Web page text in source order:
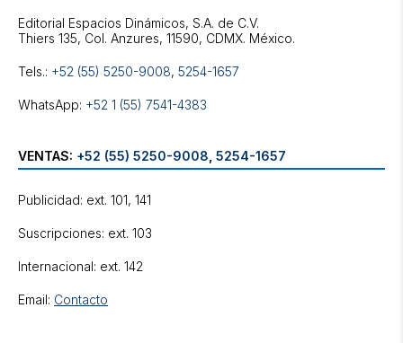
Editorial Espacios Dinámicos, S.A. de C.V.
Tels.: +52 (55) 5250-9008, 5254-1657
WhatsApp: +52 1 (55) 7541-4383
VENTAS: +52 (55) 5250-9008 5254-1657
Publicidad: ext. 101, 141
Suscripciones: ext. 103
Internacional: ext. 142
Email: Contacto